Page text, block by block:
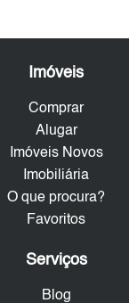
Imóveis
Comprar
Alugar
Imóveis Novos
Imobiliária
O que procura?
Favoritos
Serviços
Blog